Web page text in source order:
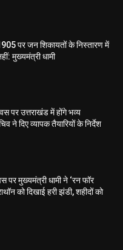
पर जन शिकायतों के निस्तारण में
मुख्यमंत्री धामी
पर उत्तराखंड में होंगे भव्य
ने दिए व्यापक तैयारियों के निर्देश
पर मुख्यमंत्री धामी ने ‘रन फॉर
को दिखाई हरी झंडी, शहीदों को